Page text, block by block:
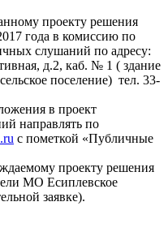
проекту решения
года в комиссию по
слушаний по адресу:
д.2, каб. № 1 ( здание
поселение) тел. 33-
в проект
направлять по
с пометкой «Публичные
проекту решения
МО Есиплевское
заявке).